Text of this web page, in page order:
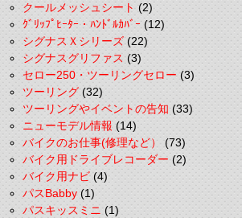
クールメッシュシート(2)
ｸﾞﾘｯﾌﾟﾋｰﾀｰ・ﾊﾝﾄﾞﾙｶﾊﾞｰ(12)
シグナスＸシリーズ(22)
シグナスグリファス(3)
セロー250・ツーリングセロー(3)
ツーリング(32)
ツーリングやイベントの告知(33)
ニューモデル情報(14)
バイクのお仕事(修理など）(73)
バイク用ドライブレコーダー(2)
バイク用ナビ(4)
パスBabby(1)
パスキッスミニ(1)